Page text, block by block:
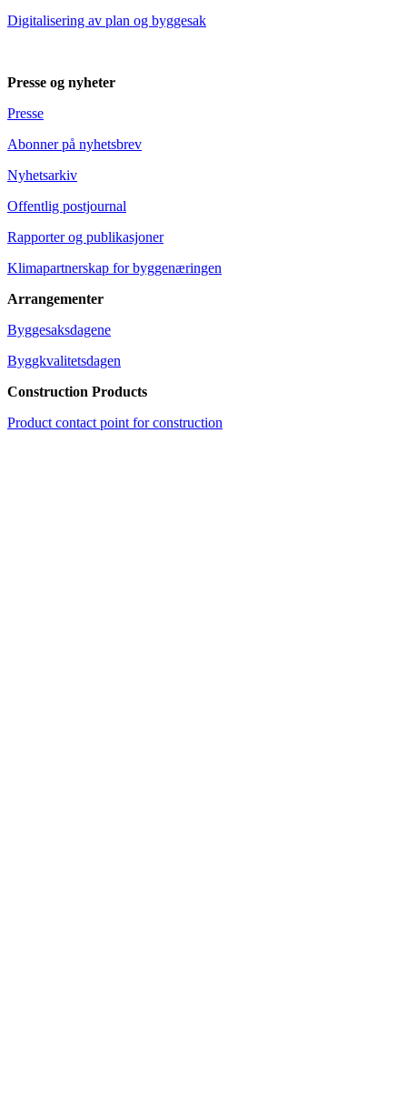
Digitalisering av plan og byggesak
Presse og nyheter
Presse
Abonner på nyhetsbrev
Nyhetsarkiv
Offentlig postjournal
Rapporter og publikasjoner
Klimapartnerskap for byggenæringen
Arrangementer
Byggesaksdagene
Byggkvalitetsdagen
Construction Products
Product contact point for construction